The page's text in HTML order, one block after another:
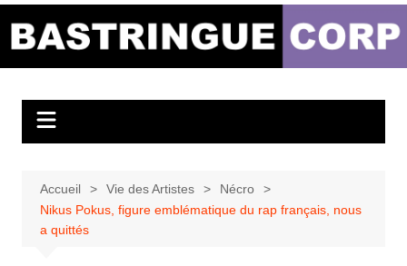
Bastringue Corp –
Musicales
Accueil Vie des Artistes
Nécro
Nikus Pokus, figure emblématique du rap français, nous
a quittés